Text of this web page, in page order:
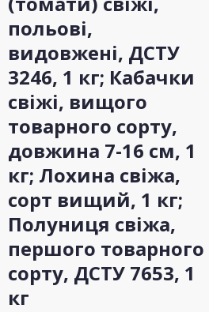
польові,
видовжені, ДСТУ
3246, 1 кг; Кабачки
свіжі, вищого
товарного сорту,
довжина 7-16 см, 1
кг; Лохина свіжа,
сорт вищий, 1 кг;
Полуниця свіжа,
першого товарного
сорту, ДСТУ 7653, 1
кг